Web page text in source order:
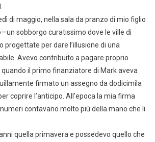
di maggio, nella sala da pranzo di mio figlio
sobborgo curatissimo dove le ville di
progettate per dare l’illusione di una
Avevo contribuito a pagare proprio
il primo finanziatore di Mark aveva
firmato un assegno da dodicimila
coprire l’anticipo. All’epoca la mia firma
contavano molto più della mano che li
quella primavera e possedevo quello che